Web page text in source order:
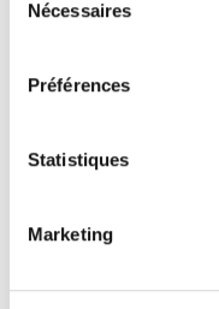
Nécessaires
Préférences
Statistiques
Marketing
Accès réservé aux
Les usagers
raquette. Tout autre
Motoneiges;
Chiens en laisse
Fatbikes.